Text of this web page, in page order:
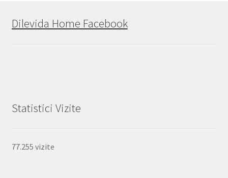
Dilevida Home Facebook
Statistici Vizite
77.255 vizite